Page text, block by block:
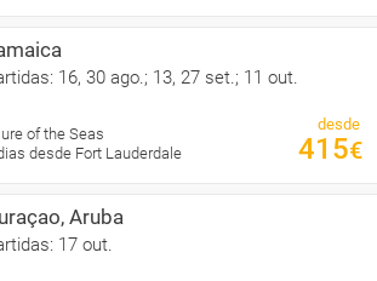
16, 30 ago.; 13, 27 set.; 11 out.
of the Seas
desde Fort Lauderdale
desde
415€
Aruba
17 out.